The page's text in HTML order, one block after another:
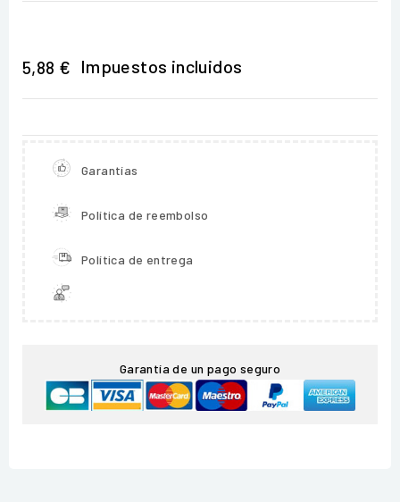
5,88 € Impuestos incluidos
Garantías
Política de reembolso
Política de entrega
Garantía de un pago seguro